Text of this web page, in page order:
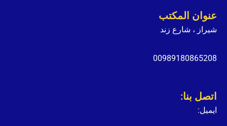
عنوان المكتب
شيراز ، شارع زند
00989180865208
اتصل بنا:
ايميل: